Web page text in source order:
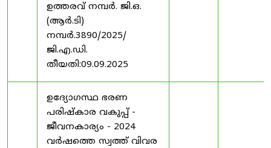
ഉത്തരവ് നമ്പർ. ജി.ഒ.
(ആർ.ടി)
നമ്പർ.3890/2025/
ജി.എ.ഡി.
തീയതി:09.09.2025
ഉദ്യോഗസ്ഥ ഭരണ
പരിഷ്കാര വകുപ്പ് -
ജീവനകാര്യം - 2024
വർഷത്തെ സ്വത്ത് വിവര